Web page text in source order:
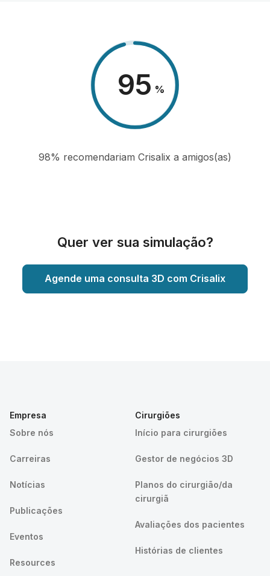
98 %
98% recomendariam Crisalix a amigos(as)
Quer ver sua simulação?
Agende uma consulta 3D com Crisalix
Empresa
Sobre nós
Carreiras
Notícias
Publicações
Eventos
Resources
Cirurgiões
Início para cirurgiões
Gestor de negócios 3D
Planos do cirurgião/da
cirurgiã
Avaliações dos pacientes
Histórias de clientes